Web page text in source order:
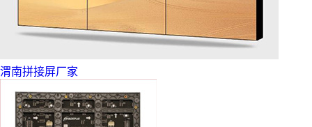
渭南拼接屏厂家